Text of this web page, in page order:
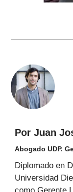
Por Juan
Abogado UDP.
Diplomado en
Universidad